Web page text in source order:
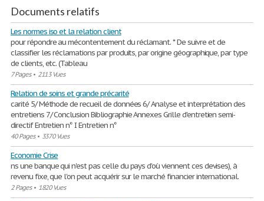
Documents relatifs
Les normes iso et la relation client
pour répondre au mécontentement du réclamant. * De suivre et de
classifier les réclamations par produits, par origine géographique, par type
de clients, etc. (Tableau
7 Pages• 2113 Vues
Relation de soins et grande précarité
carité 5/ Méthode de recueil de données 6/ Analyse et interprétation des
entretiens 7/ Conclusion Bibliographie Annexes Grille d'entretien semi-
directif Entretien n° I Entretien n°
40 Pages• 3370 Vues
Economie Crise
ns une banque qui n'est pas celle du pays d'où viennent ces devises), à
revenu fixe, que l'on peut acquérir sur le marché financier international.
2 Pages• 1820 Vues